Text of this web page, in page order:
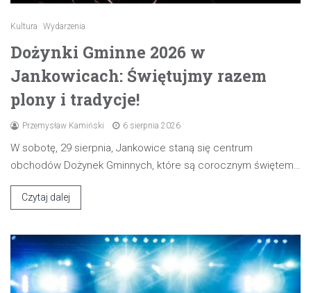
Kultura Wydarzenia
Dożynki Gminne 2026 w
Jankowicach: Świętujmy razem
plony i tradycje!
Przemysław Kamiński 6 sierpnia 2026
W sobotę, 29 sierpnia, Jankowice staną się centrum
obchodów Dożynek Gminnych, które są corocznym świętem…
Czytaj dalej